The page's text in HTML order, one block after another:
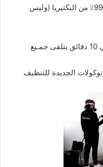
هي مـواد كيميائية يمكن أن تقتل 99.99٪ من البكتيريا (وليس
يمكنها تدمير جمـيع الكائنات الحية في 10 دقائق يتلقى جمـيع
الجديدة للتنظيف